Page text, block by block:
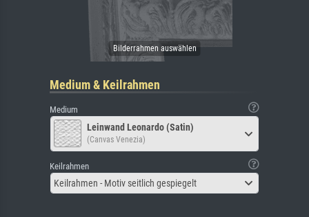
Medium & Keilrahmen
Medium
Leinwand Leonardo (Satin)
(Canvas Venezia)
Keilrahmen
Keilrahmen - Motiv seitlich gespiegelt